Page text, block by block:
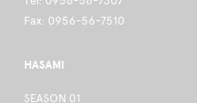
Fax: 0956-56-7510
HASAMI
SEASON 01